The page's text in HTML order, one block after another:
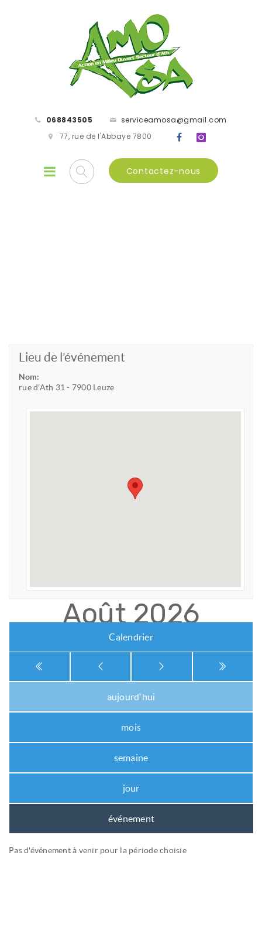
068843505
serviceamosa@gmail.com
77, rue de l'Abbaye 7800
Contactez-nous
Lieu de l’événement
Nom:
rue d'Ath 31 - 7900 Leuze
Août 2026
Calendrier
aujourd'hui
mois
semaine
jour
événement
Pas d'événement à venir pour la période choisie